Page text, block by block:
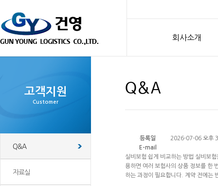
회사소개
고객지원
Customer
Q&A
자료실
Q&A
등록일
2026-07-06 오후
E-mail
실비보험 쉽게 비교하는 방법 실비보
용하면 여러 보험사의 상품 정보를 한
하는 과정이 필요합니다. 계약 전에는